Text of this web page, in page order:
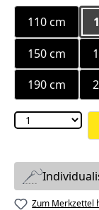
110 cm
150 cm
190 cm
Zum Merkzettel